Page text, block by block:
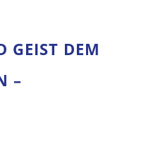
GEIST DEM
–